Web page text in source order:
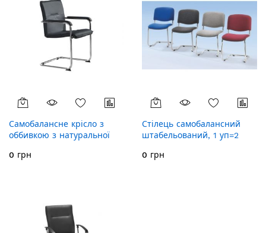
Самобалансне крісло з
оббивкою з натуральної
од. упак. 2 шт., колір шкіри
0 грн
Стілець самобалансний
штабельований, 1 уп=2
0 грн